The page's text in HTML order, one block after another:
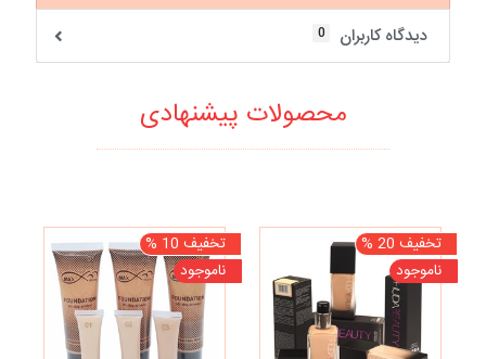
دیدگاه کاربران
0
محصولات پیشنهادی
تخفیف 20 %
ناموجود
تخفیف 10 %
ناموجود